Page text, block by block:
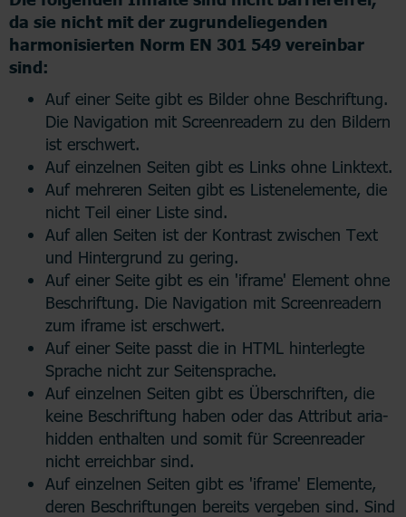
da sie nicht mit der zugrundeliegenden
harmonisierten Norm EN 301 549 vereinbar
sind:
Auf einer Seite gibt es Bilder ohne Beschriftung.
Die Navigation mit Screenreadern zu den Bildern
ist erschwert.
Auf einzelnen Seiten gibt es Links ohne Linktext.
Auf mehreren Seiten gibt es Listenelemente, die
nicht Teil einer Liste sind.
Auf allen Seiten ist der Kontrast zwischen Text
und Hintergrund zu gering.
Auf einer Seite gibt es ein 'iframe' Element ohne
Beschriftung. Die Navigation mit Screenreadern
zum iframe ist erschwert.
Auf einer Seite passt die in HTML hinterlegte
Sprache nicht zur Seitensprache.
Auf einzelnen Seiten gibt es Überschriften, die
keine Beschriftung haben oder das Attribut aria-
hidden enthalten und somit für Screenreader
nicht erreichbar sind.
Auf einzelnen Seiten gibt es 'iframe' Elemente,
deren Beschriftungen bereits vergeben sind. Sind